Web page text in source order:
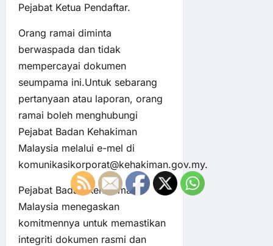
Pejabat Ketua Pendaftar.
Orang ramai diminta
berwaspada dan tidak
mempercayai dokumen
seumpama ini.Untuk sebarang
pertanyaan atau laporan, orang
ramai boleh menghubungi
Pejabat Badan Kehakiman
Malaysia melalui e-mel di
komunikasikorporat@kehakiman.gov.my.
Pejabat Badan Kehakiman
Malaysia menegaskan
komitmennya untuk memastikan
integriti dokumen rasmi dan